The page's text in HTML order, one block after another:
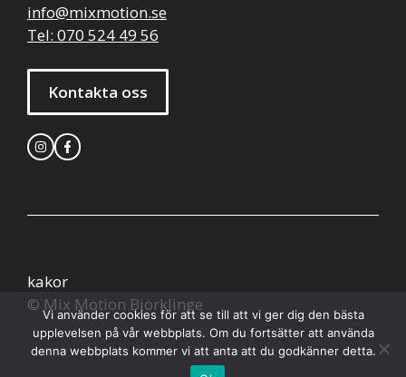
info@mixmotion.se
Tel: 070 524 49 56
Kontakta oss
© Mix Motion Björklinge
kakor
Vi använder cookies för att se till att vi ger dig den bästa
upplevelsen på vår webbplats. Om du fortsätter att använda
denna webbplats kommer vi att anta att du godkänner detta.